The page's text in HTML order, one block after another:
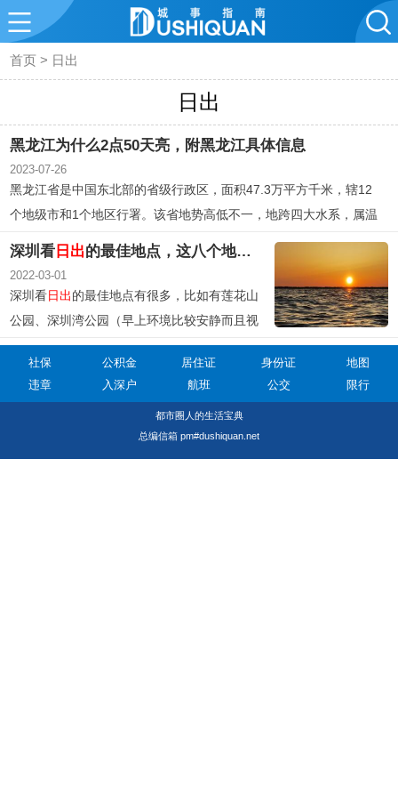
首页 > 日出
日出
黑龙江为什么2点50天亮，附黑龙江具体信息
2023-07-26
黑龙江省是中国东北部的省级行政区，面积47.3万平方千米，辖12
个地级市和1个地区行署。该省地势高低不一，地跨四大水系，属温
带季风气候。黑龙江省是中国通往俄罗斯和欧洲大陆的重要通道，
也是东北文化的代表。2022年，该省的GDP达到15901.0亿元，三
次产业结构为22.7：29.2：48.1。
深圳看 日出的最佳地点，这八个地方你pick哪个？
2022-03-01
深圳看日出的最佳地点有很多，比如有莲花山
公园、深圳湾公园（早上环境比较安静而且视
野宽广，看着日出亮着点点灯光的深圳湾大
桥。）、梧桐山（是深圳海拔最高的一座山，
站在梧桐山山顶看着这座城市逐渐被照亮）等
社保 公积金 居住证 身份证
地图
违章
入深户 航班 公交 限行
都市圈人的生活宝典
总编信箱 pm#dushiquan.net